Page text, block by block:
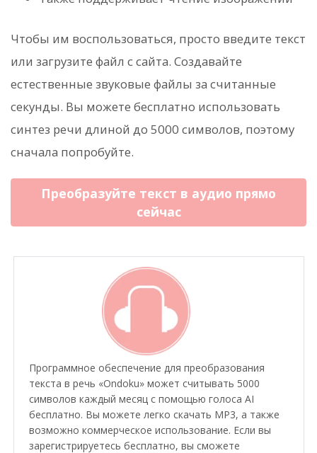
Чтобы им воспользоваться, просто введите текст
или загрузите файл с сайта. Создавайте
естественные звуковые файлы за считанные
секунды. Вы можете бесплатно использовать
синтез речи длиной до 5000 символов, поэтому
сначала попробуйте.
Преобразуйте текст в аудио прямо
сейчас
Программное обеспечение для преобразования
текста в речь «Ondoku» может считывать 5000
символов каждый месяц с помощью голоса AI
бесплатно. Вы можете легко скачать MP3, а также
возможно коммерческое использование. Если вы
зарегистрируетесь бесплатно, вы сможете